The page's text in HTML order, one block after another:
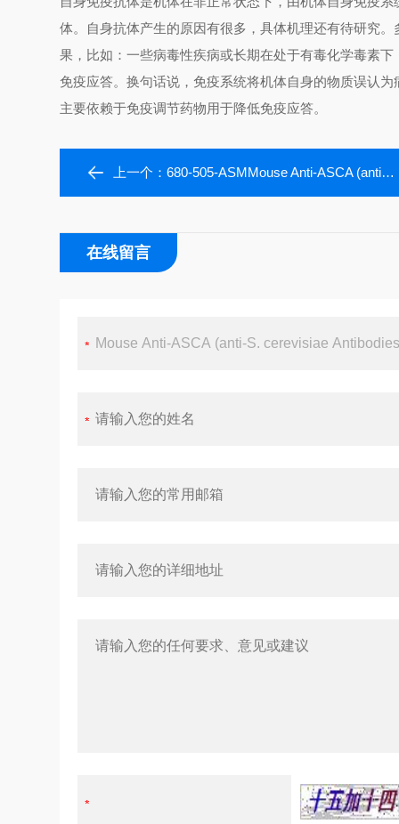
体。自身抗体产生的原因有很多，具体机理还有待研究
果，比如：一些病毒性疾病或长期在处于有毒化学毒素
免疫应答。换句话说，免疫系统将机体自身的物质误认
主要依赖于免疫调节药物用于降低免疫应答。
上一个：680-505-ASMMouse Anti-ASCA (anti-S. cerevisiae Antibodies or anti-mannan) IgM ELISA Kit
在线留言